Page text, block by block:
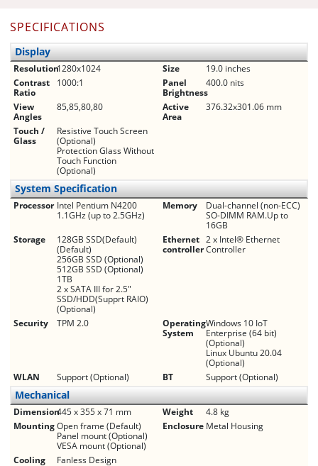
SPECIFICATIONS
Display
Resolution1280x1024 Size
19.0 inches
Contrast
Ratio
1000:1
Panel
Brightness
400.0 nits
View
Angles
85,85,80,80
Active
Area
376.32x301.06 mm
Touch /
Glass
Resistive Touch Screen
(Optional)
Protection Glass Without
Touch Function
(Optional)
System Specification
Processor Intel Pentium N4200
1.1GHz (up to 2.5GHz)
Memory
Dual-channel (non-ECC)
SO-DIMM RAM.Up to
16GB
Storage
128GB SSD(Default)
(Default)
256GB SSD (Optional)
512GB SSD (Optional)
1TB
2 x SATA III for 2.5"
SSD/HDD(Supprt RAIO)
(Optional)
Ethernet
controller
2 x Intel® Ethernet
Controller
Security TPM 2.0
Operating
System
Windows 10 IoT
Enterprise (64 bit)
(Optional)
Linux Ubuntu 20.04
(Optional)
WLAN
Support (Optional) BT Support (Optional)
Mechanical
Dimension445 x 355 x 71 mm Weight
4.8 kg
MountingOpen frame (Default)
Panel mount (Optional)
VESA mount (Optional)
Enclosure Metal Housing
Cooling
Fanless Design